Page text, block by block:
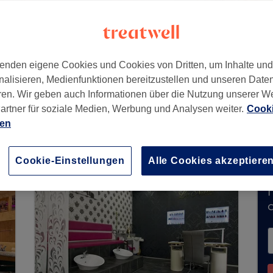
derzeit keine Buchungen über Treatwell
Salons in Ihrer Nähe zu finden.
Dort warten
eigene Cookies und Cookies von Dritten, um Inhalte
Medienfunktionen bereitzustellen und unseren
Wir geben auch Informationen über die Nutzung unserer
für soziale Medien, Werbung und Analysen weiter.
Cookie-Einstellungen Alle Cookies akzeptieren